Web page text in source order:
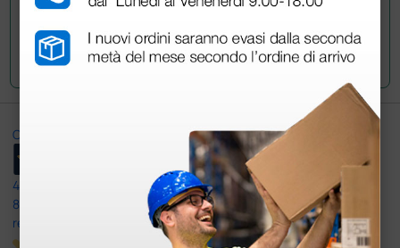
Invia la tua domanda
Ottimo
4,6
8.330
recensioni